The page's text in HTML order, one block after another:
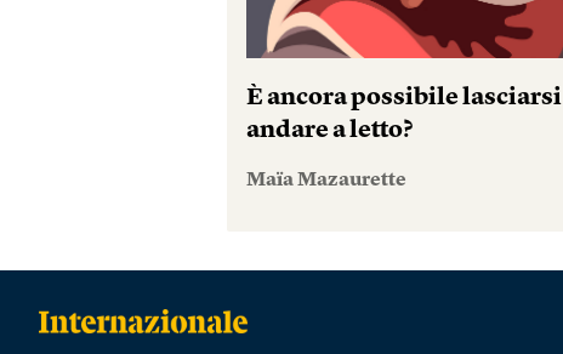
È ancora possibile lasciarsi
andare a letto?
Maïa Mazaurette